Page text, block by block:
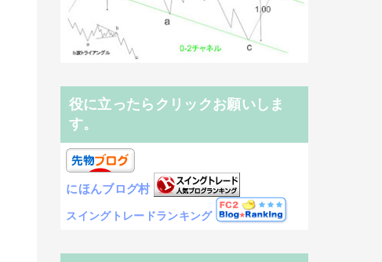
役に立ったらクリックお願いしま
す。
にほんブログ村
スイングトレードランキング